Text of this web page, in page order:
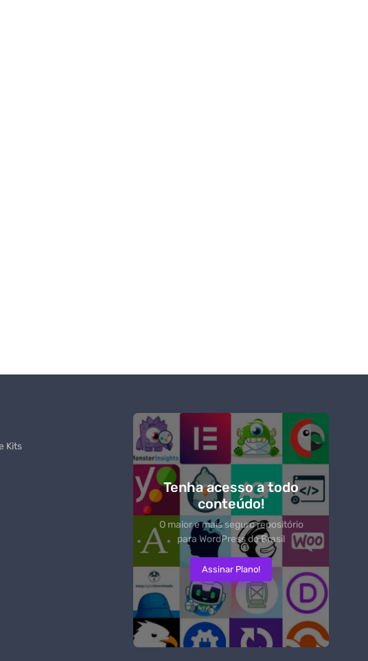
Kits
Tenha acesso a todo
conteúdo!
O maior e mais seguro repositório
para WordPress do Brasil
Assinar Plano!